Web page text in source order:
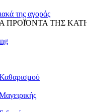
της αγοράς
ΠΡΟΪΌΝΤΑ ΤΗΣ